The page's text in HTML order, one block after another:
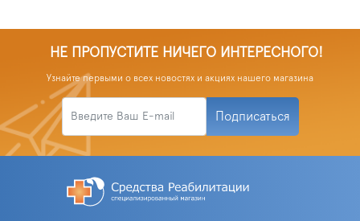
НЕ ПРОПУСТИТЕ НИЧЕГО ИНТЕРЕСНОГО!
Узнайте первыми о всех новостях и акциях нашего магазина
Подписаться